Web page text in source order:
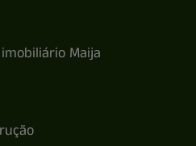
Maija